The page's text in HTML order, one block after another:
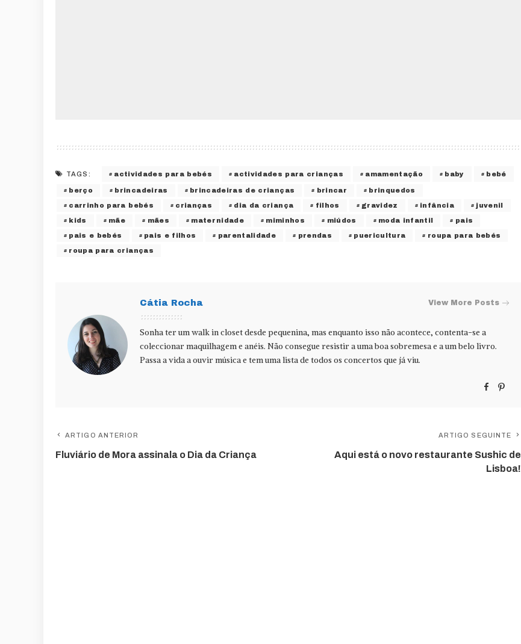
TAGS: actividades para bebés actividades para crianças amamentação baby bebé
berço brincadeiras brincadeiras de crianças brincar brinquedos
carrinho para bebés crianças dia da criança filhos gravidez infância juvenil
kids mãe mães maternidade miminhos miúdos moda infantil pais
pais e bebés pais e filhos parentalidade prendas puericultura roupa para bebés
roupa para crianças
Cátia Rocha View More Posts
Sonha ter um walk in closet desde pequenina, mas enquanto isso não acontece, contenta-se a
coleccionar maquilhagem e anéis. Não consegue resistir a uma boa sobremesa e a um belo livro.
Passa a vida a ouvir música e tem uma lista de todos os concertos que já viu.
ARTIGO ANTERIOR
Fluviário de Mora assinala o Dia da Criança
ARTIGO SEGUINTE
Aqui está o novo restaurante Sushic de
Lisboa!